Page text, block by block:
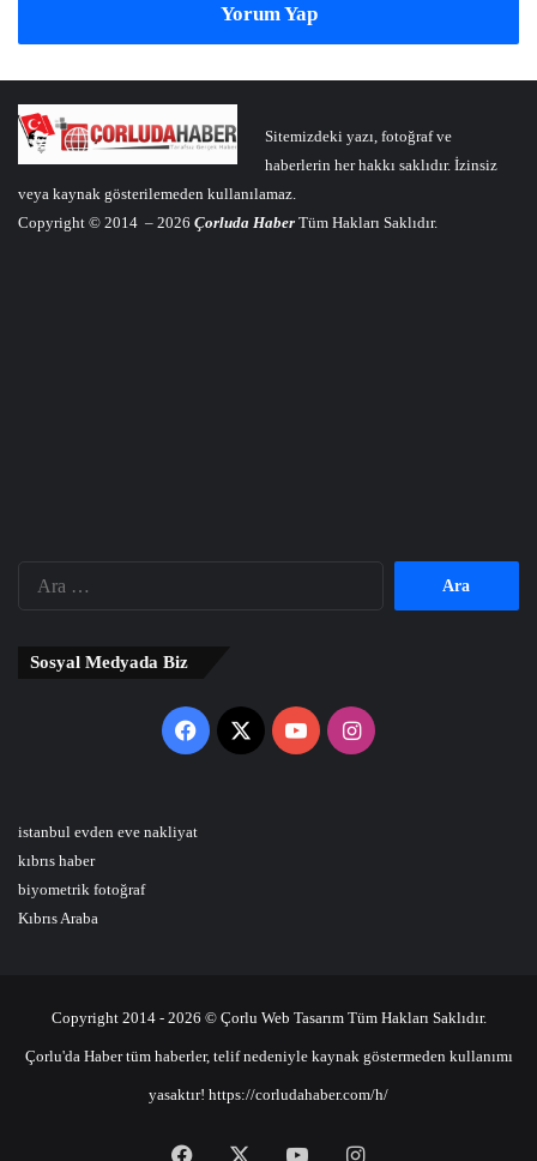
Yorum Yap
Sitemizdeki yazı, fotoğraf ve
haberlerin her hakkı saklıdır. İzinsiz
veya kaynak gösterilemeden kullanılamaz.
Copyright © 2014 – 2026 Çorluda Haber Tüm Hakları Saklıdır.
Sosyal Medyada Biz
Facebook
X YouTubeInstagram
istanbul evden eve nakliyat
kıbrıs haber
biyometrik fotoğraf
Kıbrıs Araba
Copyright 2014 - 2026 © Çorlu Web Tasarım Tüm Hakları Saklıdır.
Çorlu'da Haber tüm haberler, telif nedeniyle kaynak göstermeden kullanımı
yasaktır! https://corludahaber.com/h/
Facebook YouTubeInstagram